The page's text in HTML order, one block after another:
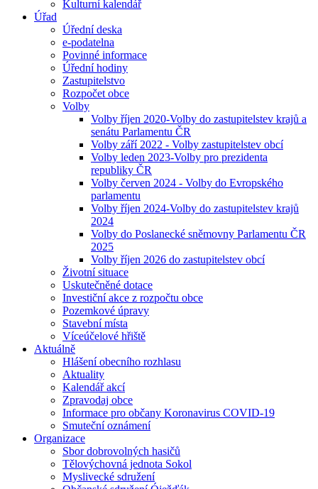
Kulturní kalendář
Úřad
Úřední deska
e-podatelna
Povinné informace
Úřední hodiny
Zastupitelstvo
Rozpočet obce
Volby
Volby říjen 2020-Volby do zastupitelstev krajů a
senátu Parlamentu ČR
Volby září 2022 - Volby zastupitelstev obcí
Volby leden 2023-Volby pro prezidenta
republiky ČR
Volby červen 2024 - Volby do Evropského
parlamentu
Volby říjen 2024-Volby do zastupitelstev krajů
2024
Volby do Poslanecké sněmovny Parlamentu ČR
2025
Volby říjen 2026 do zastupitelstev obcí
Životní situace
Uskutečněné dotace
Investiční akce z rozpočtu obce
Pozemkové úpravy
Stavební místa
Víceúčelové hřiště
Aktuálně
Hlášení obecního rozhlasu
Aktuality
Kalendář akcí
Zpravodaj obce
Informace pro občany Koronavirus COVID-19
Smuteční oznámení
Organizace
Sbor dobrovolných hasičů
Tělovýchovná jednota Sokol
Myslivecké sdružení